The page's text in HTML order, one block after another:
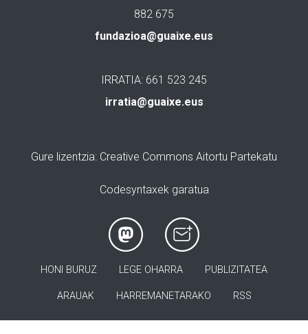
882 675
fundazioa@guaixe.eus
IRRATIA: 661 523 245
irratia@guaixe.eus
Gure lizentzia: Creative Commons Aitortu Partekatu
Codesyntaxek garatua
HONI BURUZ LEGE OHARRA PUBLIZITATEA
ARAUAK HARREMANETARAKO RSS